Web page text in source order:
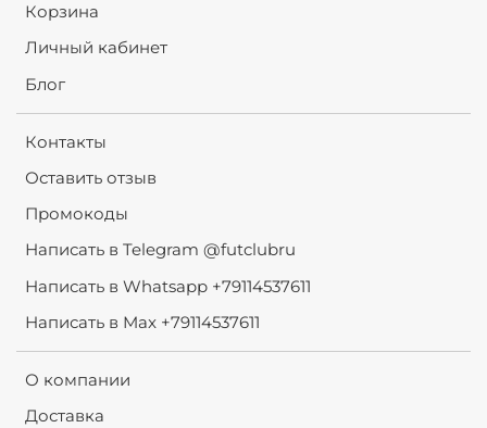
Корзина
Личный кабинет
Блог
Контакты
Оставить отзыв
Промокоды
Написать в Telegram @futclubru
Написать в Whatsapp +79114537611
Написать в Max +79114537611
О компании
Доставка